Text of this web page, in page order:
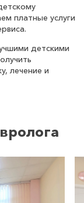
платные услуги
детскими
лечение и